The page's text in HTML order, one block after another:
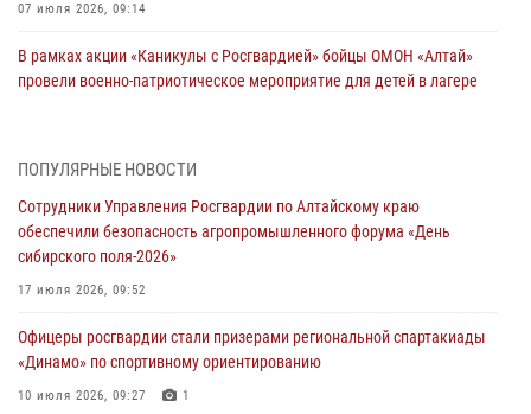
07 июля 2026, 09:14
В рамках акции «Каникулы с Росгвардией» бойцы ОМОН «Алтай»
провели военно-патриотическое мероприятие для детей в лагере
акции «Коробка храбрости»
Сотрудники Росгвардии провели встречу с юными пограничниками
03 июля 2026, 04:03
Управление Росгвардии по Алтайскому краю провело для детей
ПОПУЛЯРНЫЕ НОВОСТИ
Сотрудники Управления Росгвардии по Алтайскому краю
обеспечили безопасность агропромышленного форума «День
сибирского поля-2026»
17 июля 2026, 09:52
Офицеры росгвардии стали призерами региональной спартакиады
«Динамо» по спортивному ориентированию
10 июля 2026, 09:27 1